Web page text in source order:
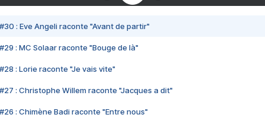
#30 : Eve Angeli raconte "Avant de partir"
#29 : MC Solaar raconte "Bouge de là"
#28 : Lorie raconte "Je vais vite"
#27 : Christophe Willem raconte "Jacques a dit"
#26 : Chimène Badi raconte "Entre nous"